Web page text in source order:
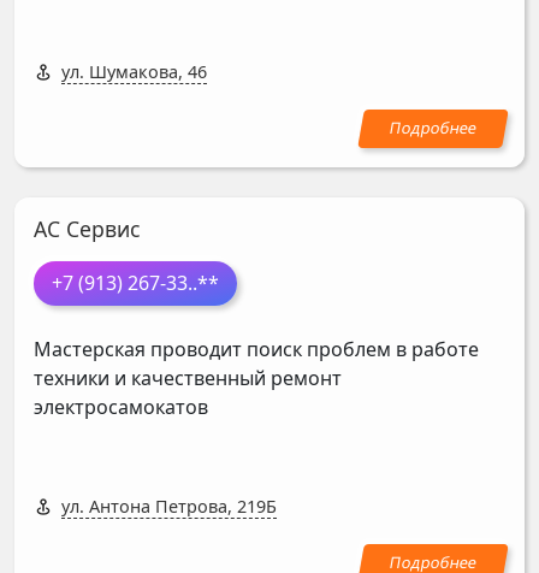
ул. Шумакова, 46
АС Сервис
+7 (913) 267-33..**
Мастерская проводит поиск проблем в работе
техники и качественный ремонт
электросамокатов
ул. Антона Петрова, 219Б